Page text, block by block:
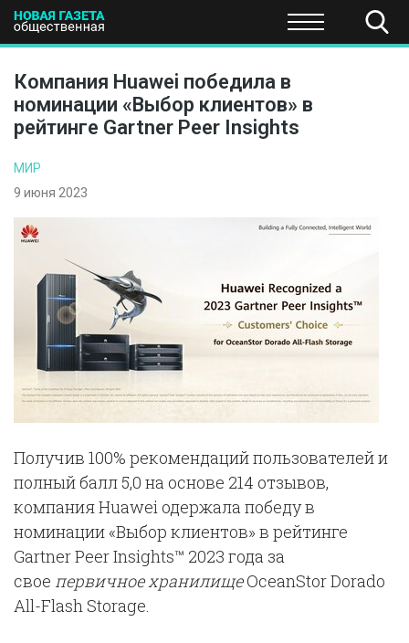
ПОЛИТИКА ЭКОНОМИКА НАУКА И
Компания Huawei победила в
номинации «Выбор клиентов» в
рейтинге Gartner Peer Insights
МИР
9 июня 2023
Получив 100% рекомендаций пользователей и
полный балл 5,0 на основе 214 отзывов,
компания Huawei одержала победу в
номинации «Выбор клиентов» в рейтинге
Gartner Peer Insights™ 2023 года за
свое первичное хранилищеOceanStor Dorado
All-Flash Storage.